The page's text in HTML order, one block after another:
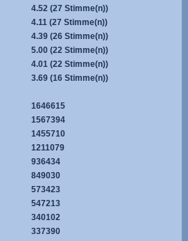
4.52 (27 Stimme(n))
4.11 (27 Stimme(n))
4.39 (26 Stimme(n))
5.00 (22 Stimme(n))
4.01 (22 Stimme(n))
3.69 (16 Stimme(n))
1646615
1567394
1455710
1211079
936434
849030
573423
547213
340102
337390